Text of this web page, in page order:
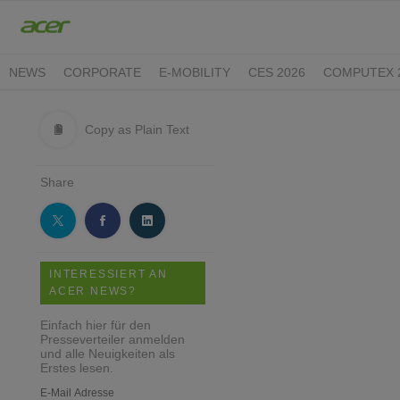
NEWS CORPORATE E-MOBILITY CES 2026 COMPUTEX
Copy as Plain Text
Share
INTERESSIERT AN
ACER NEWS?
Einfach hier für den
Presseverteiler anmelden
und alle Neuigkeiten als
Erstes lesen.